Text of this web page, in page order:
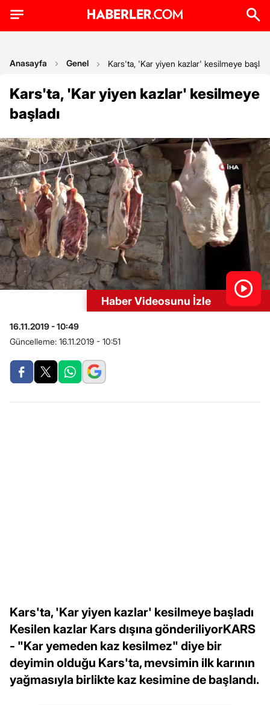
Anasayfa Genel Kars'ta, 'Kar yiyen kazlar' kesilmeye başladı
Kars'ta, 'Kar yiyen kazlar' kesilmeye
başladı
Haber Videosunu İzle
16.11.2019 - 10:49
Güncelleme: 16.11.2019 - 10:51
Kars'ta, 'Kar yiyen kazlar' kesilmeye başladı
Kesilen kazlar Kars dışına gönderiliyorKARS
- "Kar yemeden kaz kesilmez" diye bir
deyimin olduğu Kars'ta, mevsimin ilk karının
yağmasıyla birlikte kaz kesimine de başlandı.